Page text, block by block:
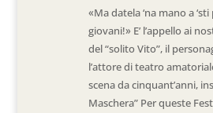
«Ma datela ‘na mano a
giovani!» E’ l’appello ai
del “solito Vito”, il
l’attore di teatro
scena da cinquant’anni,
Maschera” Per queste